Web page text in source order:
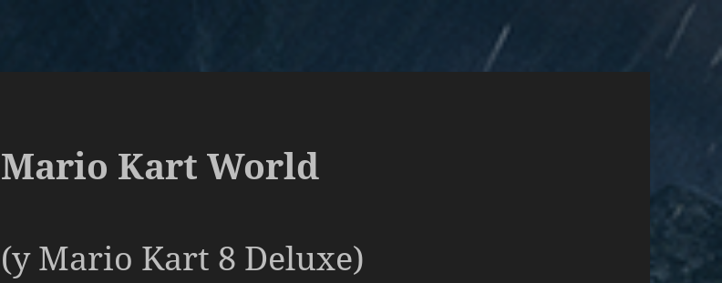
Mario Kart World
(y Mario Kart 8 Deluxe)